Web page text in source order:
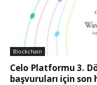
Blockchain
Celo Platformu 3.
başvuruları için son